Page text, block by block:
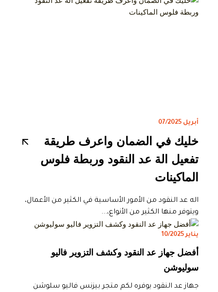
أبريل 07/2025
خليك في الضمان واعرف طريقة
تفعيل الة عد النقود وربطة فلوس
الماكينات
اله عد النقود من الأمور الأساسية في الكثير من الأعمال،
ويتوفر منها الكثير من الأنواع،...
يناير 10/2025
أفضل جهاز عد النقود وكشف التزوير فاليو
سوليوشن
جهاز عد النقود يوفره لكم متجر بيزنس فاليو سلوشن